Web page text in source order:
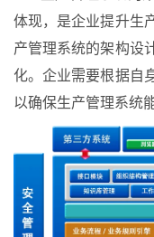
体现，是企业提升生
产管理系统的架构设
化。企业需要根据自
以确保生产管理系统